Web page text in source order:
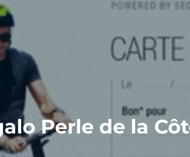
Perle de la